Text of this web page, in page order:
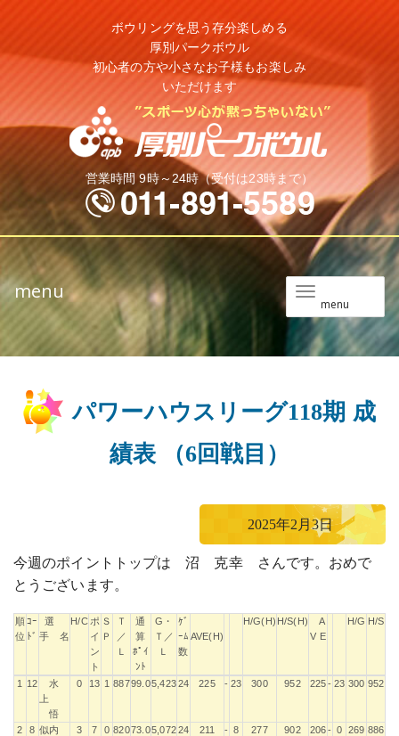
ボウリングを思う存分楽しめる
厚別パークボウル
初心者の方や小さなお子様もお楽しみ
いただけます
営業時間 9時～24時（受付は23時まで）
ニ
ュ
ー
menu
menu
パワーハウスリーグ118期 成
績表 （6回戦目）
2025年2月3日
今週のポイントトップは 沼 克幸 さんです。おめで
とうございます。
順
位
ｺｰ
ﾄﾞ
選
手 名
H/C ポ
イ
ン
ト
Ｓ
Ｐ
Ｔ
／
Ｌ
通
算
ﾎﾟｲ
ﾝﾄ
G・
Ｔ／
Ｌ
ｹﾞ
ｰﾑ
数
AVE(H)
H/G(H) H/S(H)
A
V E
H/G H/S
順
ｺｰ
選
手 名
H/C
ポ
ト
Ｓ
Ｔ
通
ﾝﾄ
G・ ｹﾞ
H/G(H) H/S(H)
A
H/G H/S
1 12
水
上
悟
0 13 1 88799.05,42324 225 - 23 300 952 225 - 23 300 952
2 8 似内
3 7 0 82073.05,07224 211 - 8 277 902 206 - 0 269 886